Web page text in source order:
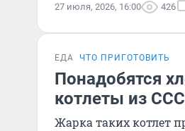
27 июля, 2026, 16:00 426
ЕДА ЧТО ПРИГОТОВИТЬ
Понадобятся
котлеты из
Жарка таких котлет